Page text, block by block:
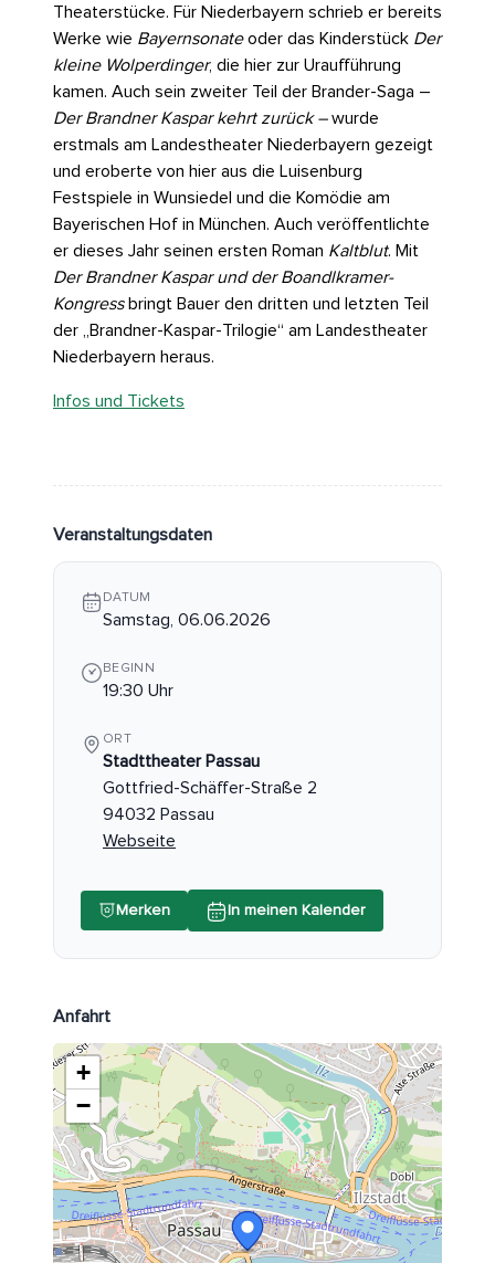
Theaterstücke. Für Niederbayern schrieb er bereits
Werke wie Bayernsonateoder das Kinderstück Der
kleine Wolperdinger, die hier zur Uraufführung
kamen. Auch sein zweiter Teil der Brander-Saga –
Der Brandner Kaspar kehrt zurück –wurde
erstmals am Landestheater Niederbayern gezeigt
und eroberte von hier aus die Luisenburg
Festspiele in Wunsiedel und die Komödie am
Bayerischen Hof in München. Auch veröffentlichte
er dieses Jahr seinen ersten Roman Kaltblut. Mit
Der Brandner Kaspar und der Boandlkramer-
Kongressbringt Bauer den dritten und letzten Teil
der „Brandner-Kaspar-Trilogie“ am Landestheater
Niederbayern heraus.
Infos und Tickets
Veranstaltungsdaten
DATUM
Samstag, 06.06.2026
BEGINN
19:30 Uhr
ORT
Stadttheater Passau
Gottfried-Schäffer-Straße 2
94032 Passau
Webseite
Merken In meinen Kalender
Anfahrt
+
−